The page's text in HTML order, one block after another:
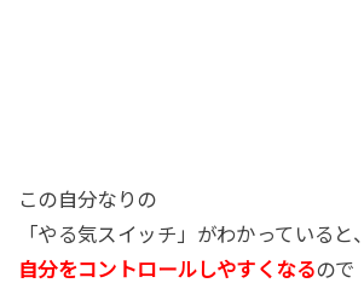
この自分なりの
「やる気スイッチ」がわかっていると、
自分をコントロールしやすくなるので